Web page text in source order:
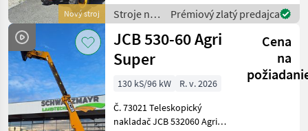
Nový stroj
Krútiaci moment pri 1 400
ot./min: 66, 9 NM Val
Stroje na
stavbu /
JCB
Prémiový zlatý predajca
JCB 530-60 Agri
Super
Cena
na
130 kS/96 kW
R. v. 2026
Č. 73021 Teleskopický
nakladač JCB 532060 Agri